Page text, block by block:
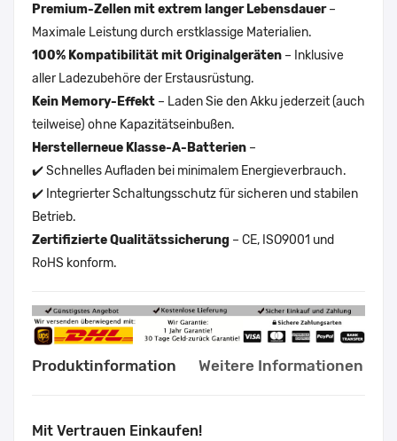
Premium-Zellen mit extrem langer Lebensdauer–
Maximale Leistung durch erstklassige Materialien.
100% Kompatibilität mit Originalgeräten – Inklusive
aller Ladezubehöre der Erstausrüstung.
Kein Memory-Effekt – Laden Sie den Akku jederzeit (auch
teilweise) ohne Kapazitätseinbußen.
Herstellerneue Klasse-A-Batterien –
✔️ Schnelles Aufladen bei minimalem Energieverbrauch.
✔️ Integrierter Schaltungsschutz für sicheren und stabilen
Betrieb.
Zertifizierte Qualitätssicherung – CE, ISO9001 und
RoHS konform.
Produktinformation Weitere Informationen
Mit Vertrauen Einkaufen!